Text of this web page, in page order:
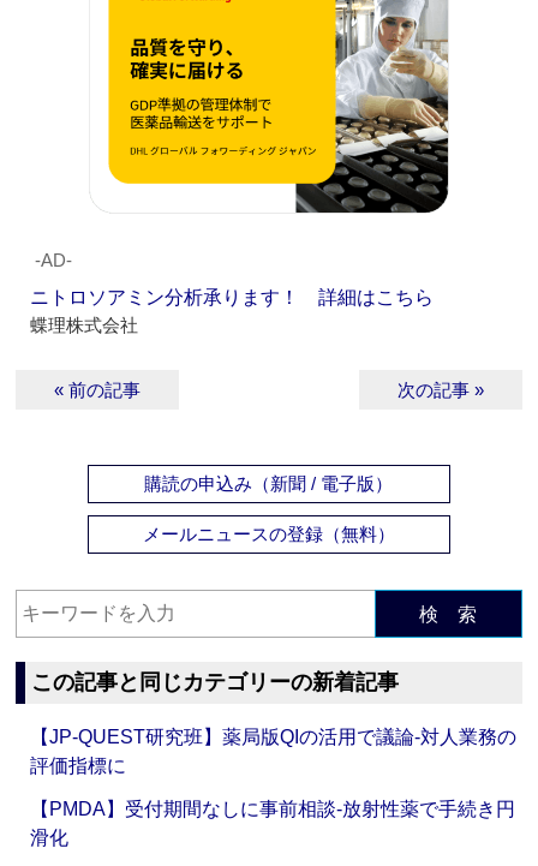
‐AD‐
ニトロソアミン分析承ります！ 詳細はこちら
蝶理株式会社
« 前の記事 次の記事 »
購読の申込み（新聞 / 電子版）
メールニュースの登録（無料）
検 索
この記事と同じカテゴリーの新着記事
【JP-QUEST研究班】薬局版QIの活用で議論‐対人業務の
評価指標に
【PMDA】受付期間なしに事前相談‐放射性薬で手続き円
滑化